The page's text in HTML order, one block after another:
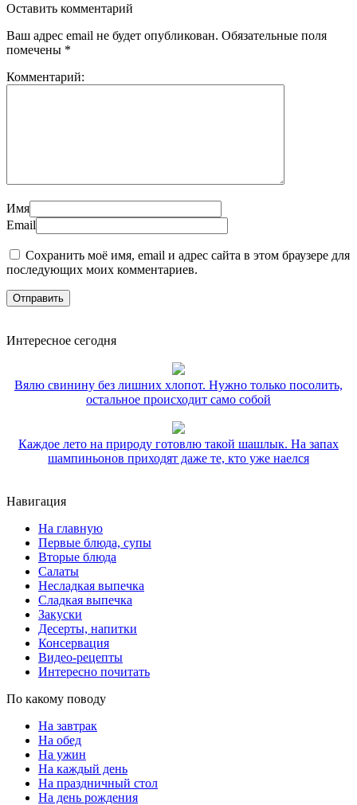
Оставить комментарий
Ваш адрес email не будет опубликован. Обязательные поля
помечены *
Комментарий:
Имя
Email
Сохранить моё имя, email и адрес сайта в этом браузере для
последующих моих комментариев.
Интересное сегодня
Вялю свинину без лишних хлопот. Нужно только посолить,
остальное происходит само собой
Каждое лето на природу готовлю такой шашлык. На запах
шампиньонов приходят даже те, кто уже наелся
Навигация
На главную
Первые блюда, супы
Вторые блюда
Салаты
Несладкая выпечка
Сладкая выпечка
Закуски
Десерты, напитки
Консервация
Видео-рецепты
Интересно почитать
По какому поводу
На завтрак
На обед
На ужин
На каждый день
На праздничный стол
На день рождения